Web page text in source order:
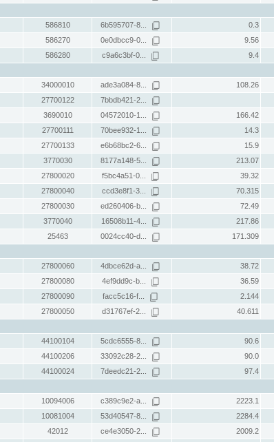
586810 6b595707-8... 0.3
586270 0e0dbcc9-0... 9.56
586280 c9a6c3bf-0... 9.4
34000010 ade3a084-8... 108.26
27700122 7bbdb421-2...
3690010 04572010-1... 166.42
27700111 70bee932-1... 14.3
27700133 e6b68bc2-6... 15.9
3770030 8177a148-5... 213.07
27800020 f5bc4a51-0... 39.32
27800040 ccd3e8f1-3... 70.315
27800030 ed260406-b... 72.49
3770040 16508b11-4... 217.86
25463 0024cc40-d... 171.309
27800060 4dbce62d-a... 38.72
27800080 4ef9dd9c-b... 36.59
27800090 facc5c16-f... 2.144
27800050 d31767ef-2... 40.611
44100104 5cdc6555-8... 90.6
44100206 33092c28-2... 90.0
44100024 7deedc21-2... 97.4
10094006 c389c9e2-a... 2223.1
10081004 53d40547-8... 2284.4
42012 ce4e3050-2... 2009.2